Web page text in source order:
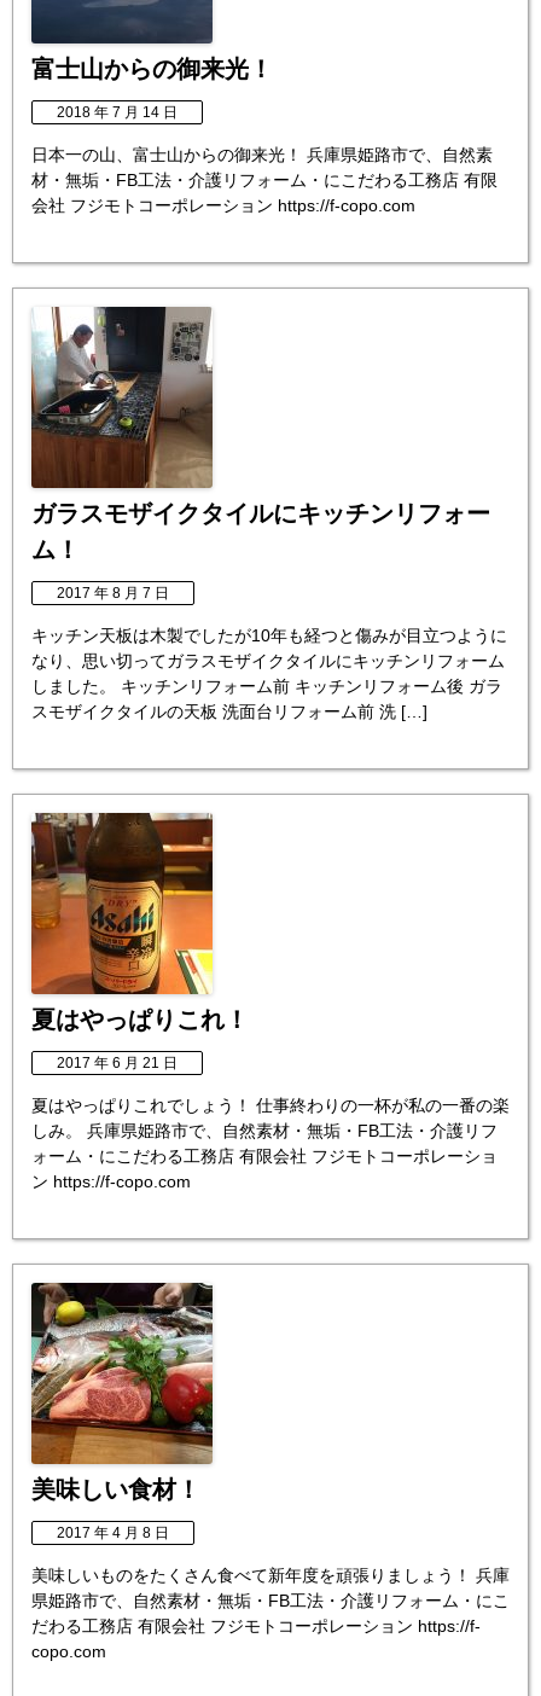
富士山からの御来光！
2018 年 7 月 14 日
日本一の山、富士山からの御来光！ 兵庫県姫路市で、自然素
材・無垢・FB工法・介護リフォーム・にこだわる工務店 有限
会社 フジモトコーポレーション https://f-copo.com
ガラスモザイクタイルにキッチンリフォー
ム！
2017 年 8 月 7 日
キッチン天板は木製でしたが10年も経つと傷みが目立つように
なり、思い切ってガラスモザイクタイルにキッチンリフォーム
しました。 キッチンリフォーム前 キッチンリフォーム後 ガラ
スモザイクタイルの天板 洗面台リフォーム前 洗 […]
夏はやっぱりこれ！
2017 年 6 月 21 日
夏はやっぱりこれでしょう！ 仕事終わりの一杯が私の一番の楽
しみ。 兵庫県姫路市で、自然素材・無垢・FB工法・介護リフ
ォーム・にこだわる工務店 有限会社 フジモトコーポレーショ
ン https://f-copo.com
美味しい食材！
2017 年 4 月 8 日
美味しいものをたくさん食べて新年度を頑張りましょう！ 兵庫
県姫路市で、自然素材・無垢・FB工法・介護リフォーム・にこ
だわる工務店 有限会社 フジモトコーポレーション https://f-
copo.com